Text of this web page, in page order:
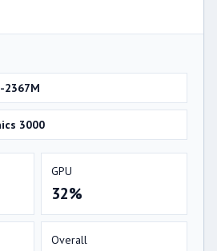
2367M
3000
GPU
32%
Overall